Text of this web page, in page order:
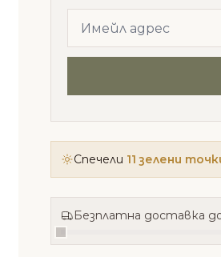
Спечели 11 зелени
Безплатна доставка